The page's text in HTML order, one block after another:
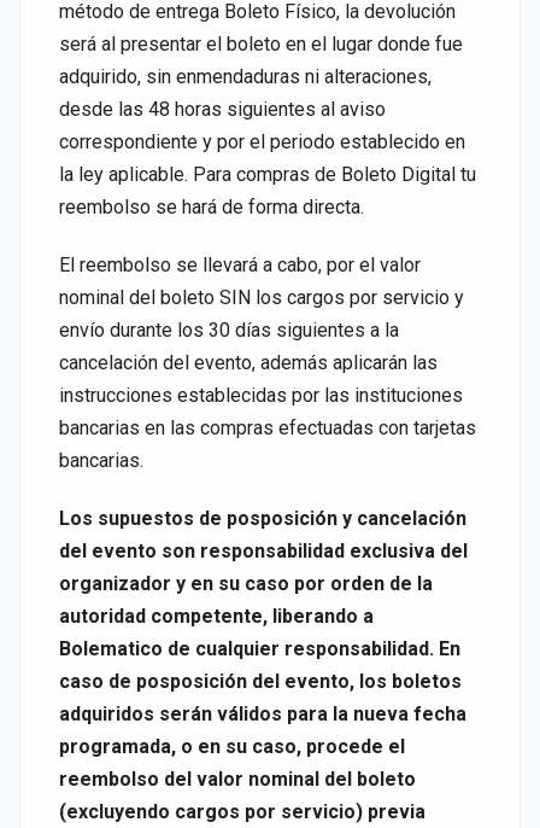
método de entrega Boleto Físico, la devolución
será al presentar el boleto en el lugar donde fue
adquirido, sin enmendaduras ni alteraciones,
desde las 48 horas siguientes al aviso
correspondiente y por el periodo establecido en
la ley aplicable. Para compras de Boleto Digital tu
reembolso se hará de forma directa.
El reembolso se llevará a cabo, por el valor
nominal del boleto SIN los cargos por servicio y
envío durante los 30 días siguientes a la
cancelación del evento, además aplicarán las
instrucciones establecidas por las instituciones
bancarias en las compras efectuadas con tarjetas
bancarias.
Los supuestos de posposición y cancelación
del evento son responsabilidad exclusiva del
organizador y en su caso por orden de la
autoridad competente, liberando a
Bolematico de cualquier responsabilidad. En
caso de posposición del evento, los boletos
adquiridos serán válidos para la nueva fecha
programada, o en su caso, procede el
reembolso del valor nominal del boleto
(excluyendo cargos por servicio) previa